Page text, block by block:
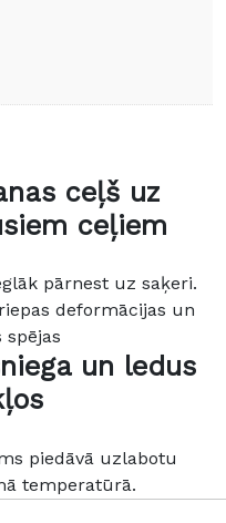
ceļš uz
ceļiem
pārnest uz saķeri.
deformācijas un
spējas
un ledus
piedāvā uzlabotu
temperatūrā.